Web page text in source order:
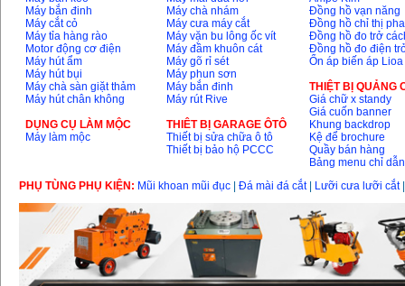
Máy bắn đinh
Máy cắt cỏ
Máy tỉa hàng rào
Motor động cơ điện
Máy hút ẩm
Máy hút bụi
Máy chà sàn giặt thảm
Máy hút chân không
DỤNG CỤ LÀM MỘC
Máy làm mộc
Máy chà nhám
Máy cưa máy cắt
Máy vặn bu lông ốc vít
Máy đầm khuôn cát
Máy gõ rỉ sét
Máy phun sơn
Máy bắn đinh
Máy rút Rive
THIÊT BỊ GARAGE ÔTÔ
Thiết bị sửa chữa ô tô
Thiết bị bảo hộ PCCC
Đồng hồ vạn năng
Đồng hồ chỉ thị pha
Đồng hồ đo trở
Đồng hồ đo điện
Ổn áp biến áp Lioa
THIỆT BỊ QUẢNG
Giá chữ x standy
Giá cuốn banner
Khung backdrop
Kệ để brochure
Quầy bán hàng
Bảng menu chỉ dẫn
PHỤ TÙNG PHỤ KIỆN: Mũi khoan mũi đục Đá mài đá cắt| Lưỡi cưa lưỡi cắt